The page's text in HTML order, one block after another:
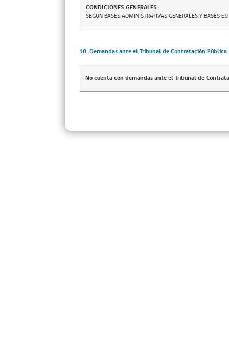
CONDICIONES GENERALES
SEGUN BASES ADMINISTRATIVAS GENERALES Y BASES
10. Demandas ante el Tribunal de Contratación Pública
No cuenta con demandas ante el Tribunal de